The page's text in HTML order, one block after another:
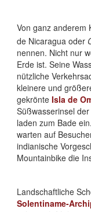
Von ganz anderem
de Nicaragua oder
nennen. Nicht nur
Erde ist. Seine
nützliche
kleinere und
gekrönte Isla de
Süßwasserinsel
laden zum Bade
warten auf
indianische
Mountainbike die
Landschaftliche
Solentiname-